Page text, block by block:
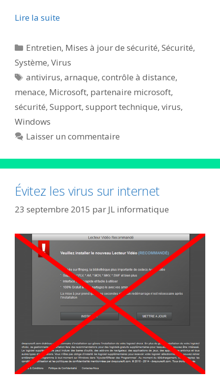
Lire la suite
Catégories
Entretien, Mises à jour de sécurité,Sécurité,
Système, Virus
Étiquettes
antivirus,arnaque,contrôle à distance,
menace, Microsoft, partenaire microsoft,
sécurité, Support, support technique, virus,
Windows
Laisser un commentaire
Évitez les virus sur internet
23 septembre 2015 par JL informatique